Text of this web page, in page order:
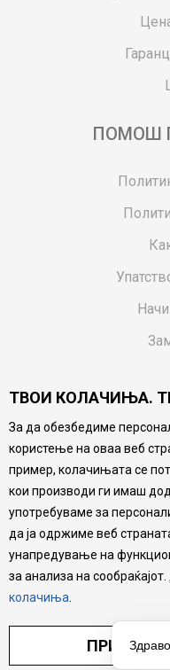
ПОМОШ
Настојуваме да
производите,
можеме да
комплетни и без
нашата понуда, но
ТВОИ КОЛАЧИЊА.
За да обезбедиме
користење на оваа веб
пример, колачињата се
кои производи ги имаш
употребуваме за
да ја одржиме веб
унапредување на
за анализа на
колачиња